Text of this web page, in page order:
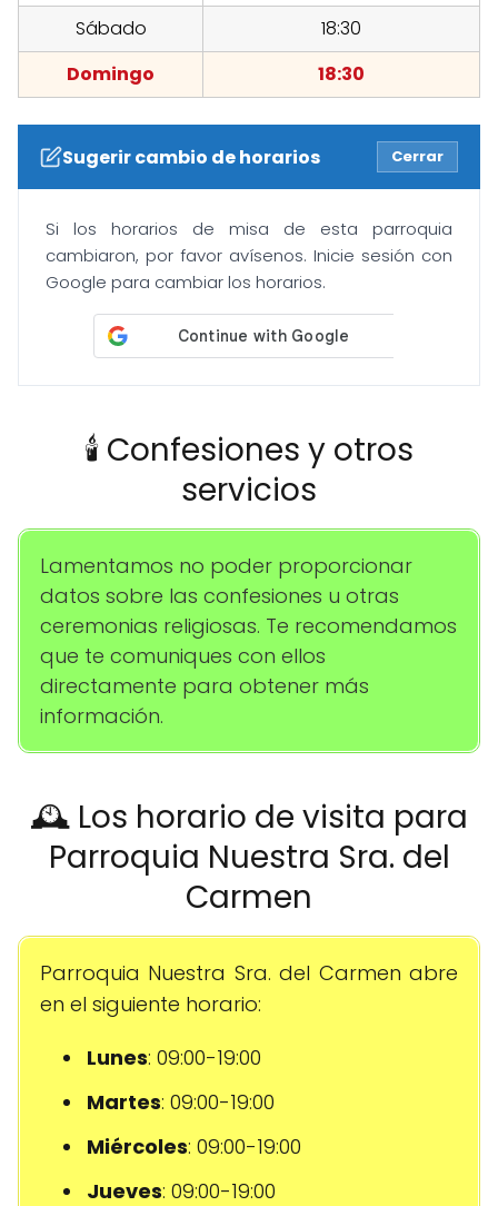
Sábado
18:30
Domingo
18:30
Sugerir cambio de horarios Cerrar
Si los horarios de misa de esta parroquia
cambiaron, por favor avísenos. Inicie sesión con
Google para cambiar los horarios.
🕯️ Confesiones y otros
servicios
Lamentamos no poder proporcionar
datos sobre las confesiones u otras
ceremonias religiosas. Te recomendamos
que te comuniques con ellos
directamente para obtener más
información.
🕰️ Los horario de visita para
Parroquia Nuestra Sra. del
Carmen
Parroquia Nuestra Sra. del Carmen abre
en el siguiente horario:
Lunes: 09:00-19:00
Martes: 09:00-19:00
Miércoles: 09:00-19:00
Jueves: 09:00-19:00